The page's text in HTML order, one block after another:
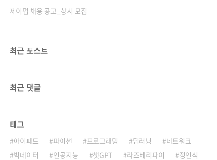
제이펍 채용 공고_상시 모집
최근 포스트
최근 댓글
태그
아이패드 파이썬 프로그래밍 딥러닝
네트워크
빅데이터
인공지능 챗GPT 라즈베리파이 정인식